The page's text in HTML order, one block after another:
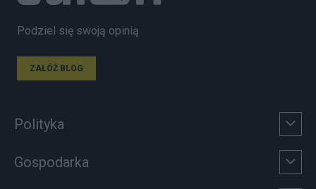
Podziel się swoją opinią
ZAŁÓŻ BLOG
Polityka
Gospodarka